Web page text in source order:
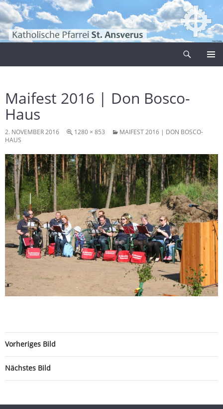
Zum
Inhalt
springen
Maifest 2016 | Don Bosco-
Haus
2. NOVEMBER 2016 1280 × 853
MAIFEST 2016 | DON BOSCO-
HAUS
Vorheriges Bild
Nächstes Bild